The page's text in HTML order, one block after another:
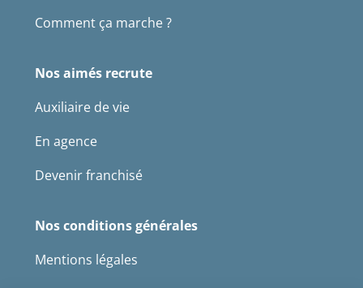
Comment ça marche ?
Nos aimés recrute
Auxiliaire de vie
En agence
Devenir franchisé
Nos conditions générales
Mentions légales